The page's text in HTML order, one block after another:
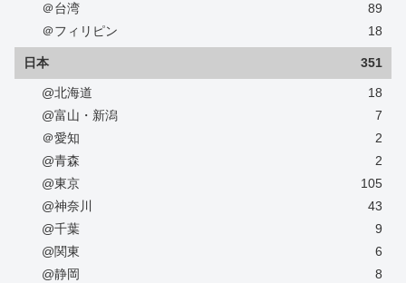
＠台湾
89
＠フィリピン
18
日本 351
@北海道
18
@富山・新潟
7
＠愛知
2
@青森
2
@東京
105
@神奈川
43
@千葉
9
@関東
6
@静岡
8